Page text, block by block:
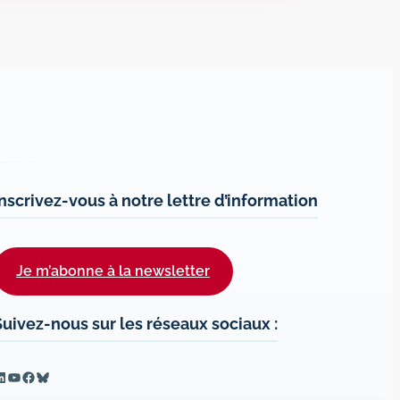
vous à notre lettre d’information
Je m’abonne à la newsletter
nous sur les réseaux sociaux :
YouTube
Facebook
Bluesky